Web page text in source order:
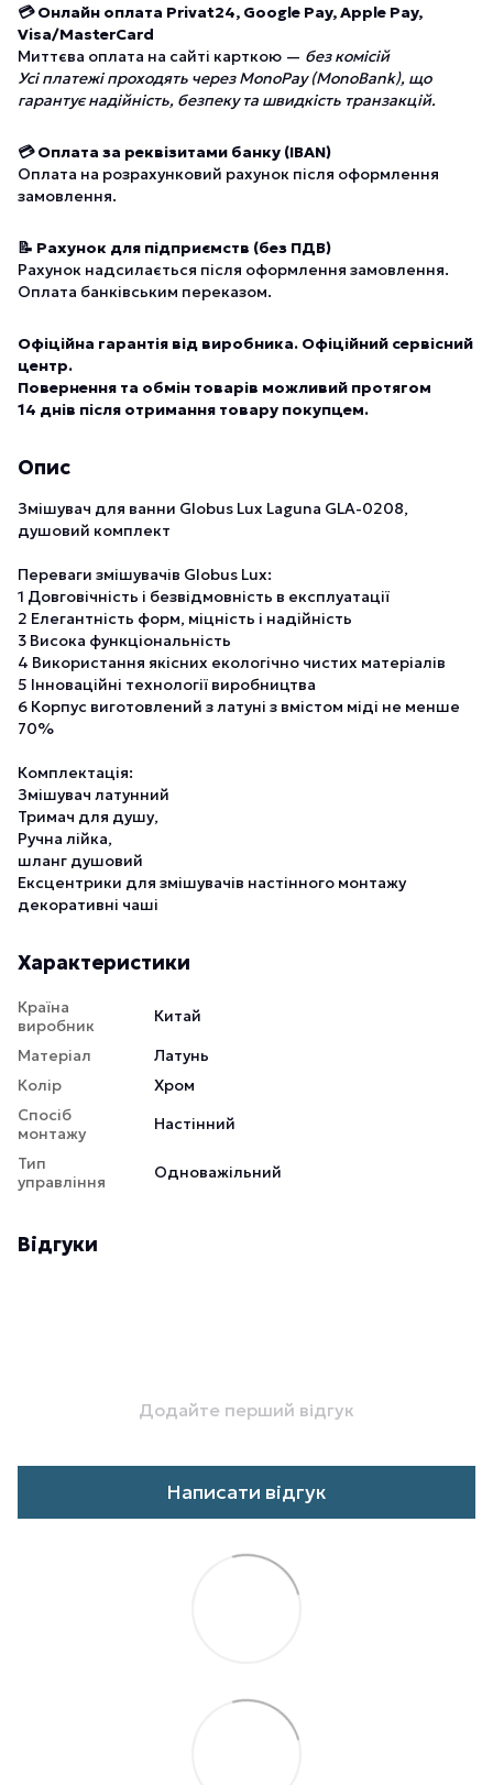
💳 Онлайн оплата Privat24, Google Pay, Apple Pay,
Visa/MasterCard
Миттєва оплата на сайті карткою — без комісій
Усі платежі проходять через MonoPay (MonoBank), що
гарантує надійність, безпеку та швидкість транзакцій.
💳 Оплата за реквізитами банку (IBAN)
Оплата на розрахунковий рахунок після оформлення
замовлення.
📝 Рахунок для підприємств (без ПДВ)
Рахунок надсилається після оформлення замовлення.
Оплата банківським переказом.
Офіційна гарантія від виробника. Офіційний сервісний
центр.
Повернення та обмін товарів можливий протягом
14 днів після отримання товару покупцем.
Опис
Змішувач для ванни Globus Lux Laguna GLA-0208,
душовий комплект
Переваги змішувачів Globus Lux:
1 Довговічність і безвідмовність в експлуатації
2 Елегантність форм, міцність і надійність
3 Висока функціональність
4 Використання якісних екологічно чистих матеріалів
5 Інноваційні технології виробництва
6 Корпус виготовлений з латуні з вмістом міді не менше
70%
Комплектація:
Змішувач латунний
Тримач для душу,
Ручна лійка,
шланг душовий
Ексцентрики для змішувачів настінного монтажу
декоративні чаші
Характеристики
Країна
виробник
Китай
Матеріал
Латунь
Колір
Хром
Спосіб
монтажу
Настінний
Тип
управління
Одноважільний
Відгуки
Додайте перший відгук
Написати відгук